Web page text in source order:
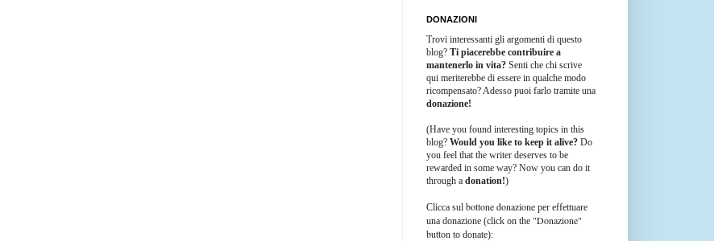
DONAZIONI
Trovi interessanti gli argomenti di questo
blog? Ti piacerebbe contribuire a
mantenerlo in vita? Senti che chi scrive
qui meriterebbe di essere in qualche modo
ricompensato? Adesso puoi farlo tramite una
donazione!
(Have you found interesting topics in this
blog? Would you like to keep it alive? Do
you feel that the writer deserves to be
rewarded in some way? Now you can do it
through a donation!)
Clicca sul bottone donazione per effettuare
una donazione (click on the "Donazione"
button to donate):